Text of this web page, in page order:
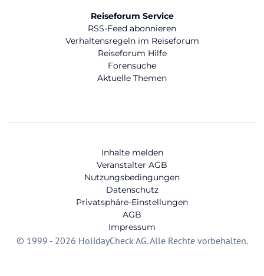
Reiseforum Service
RSS-Feed abonnieren
Verhaltensregeln im Reiseforum
Reiseforum Hilfe
Forensuche
Aktuelle Themen
Inhalte melden
Veranstalter AGB
Nutzungsbedingungen
Datenschutz
Privatsphäre-Einstellungen
AGB
Impressum
© 1999 - 2026 HolidayCheck AG. Alle Rechte vorbehalten.